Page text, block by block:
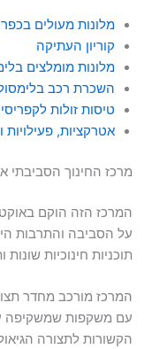
מלונות מעולים
קוריון העתיקה
מלונות מומלצים
השכרת רכב
טיסות זולות
אטרקציות, פעילויות
מרכז החינוך הסביבתי
על הסביבה והתרבות
תוכניות חינוכיות שונות
המרכז מורכב מחדר
עם משקפות שמשקיפה
הקשורות לתצורה